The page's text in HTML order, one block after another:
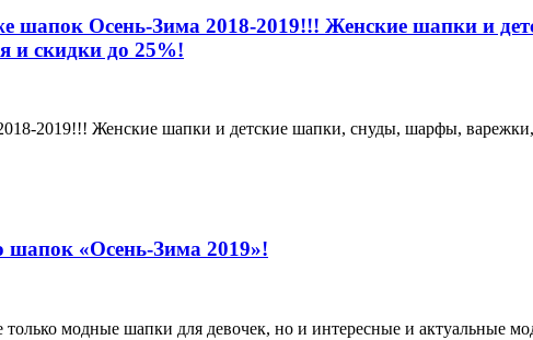
шапок Осень-Зима 2018-2019!!! Женские шапки и
и скидки до 25%!
2019!!! Женские шапки и детские шапки, снуды, шарфы,
шапок «Осень-Зима 2019»!
модные шапки для девочек, но и интересные и актуальные